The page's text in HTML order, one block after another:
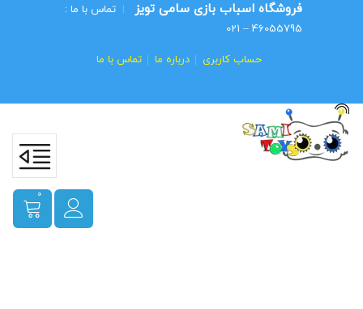
فروشگاه اسباب بازی سامی تویز | تماس با ما :
46055795 – 021
حساب کاربری درباره ما تماس با ما
0